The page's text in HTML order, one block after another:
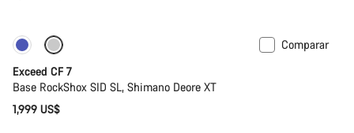
Nuevo
Comparar
Exceed CF 7
Base RockShox SID SL, Shimano Deore XT
1,999 US$